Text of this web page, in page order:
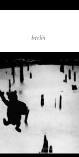
berlin